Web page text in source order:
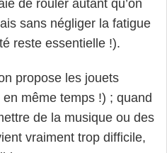
de rouler autant qu’on
sans négliger la fatigue
reste essentielle !).
propose les jouets
même temps !) ; quand
de la musique ou des
vraiment trop difficile,